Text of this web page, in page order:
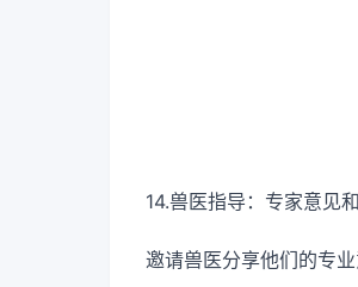
14.兽医指导：专家意见
邀请兽医分享他们的专